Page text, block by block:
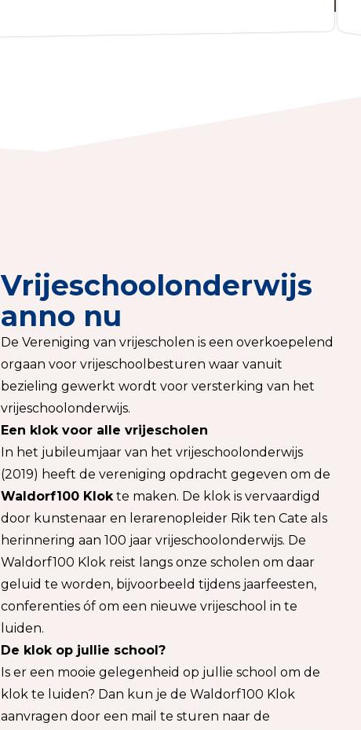
Vrijeschoolonderwijs
anno nu
De Vereniging van vrijescholen is een overkoepelend
orgaan voor vrijeschoolbesturen waar vanuit
bezieling gewerkt wordt voor versterking van het
vrijeschoolonderwijs.
Een klok voor alle vrijescholen
In het jubileumjaar van het vrijeschoolonderwijs
(2019) heeft de vereniging opdracht gegeven om de
Waldorf100 Klokte maken. De klok is vervaardigd
door kunstenaar en lerarenopleider Rik ten Cate als
herinnering aan 100 jaar vrijeschoolonderwijs. De
Waldorf100 Klok reist langs onze scholen om daar
geluid te worden, bijvoorbeeld tijdens jaarfeesten,
conferenties óf om een nieuwe vrijeschool in te
luiden.
De klok op jullie school?
Is er een mooie gelegenheid op jullie school om de
klok te luiden? Dan kun je de Waldorf100 Klok
aanvragen door een mail te sturen naar de